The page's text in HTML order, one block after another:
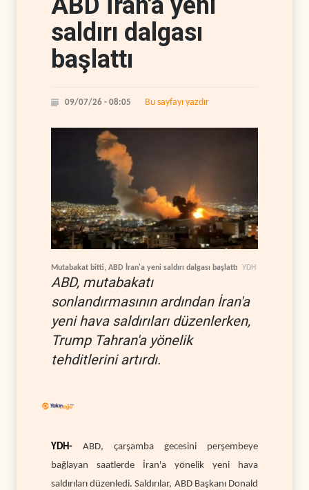
saldırı dalgası
başlattı
09/07/26 - 08:05 Bu sayfayı yazdır
Mutabakat bitti, ABD İran'a yeni saldırı dalgası başlattı YDH
ABD, mutabakatı
sonlandırmasının ardından İran'a
yeni hava saldırıları düzenlerken,
Trump Tahran'a yönelik
tehditlerini artırdı.
YDH- ABD, çarşamba gecesini perşembeye
bağlayan saatlerde İran'a yönelik yeni hava
saldırıları düzenledi. Saldırılar, ABD Başkanı Donald